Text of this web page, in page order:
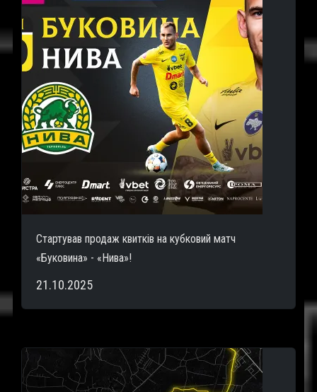
Стартував продаж квитків на кубковий матч
«Буковина» - «Нива»!
21.10.2025